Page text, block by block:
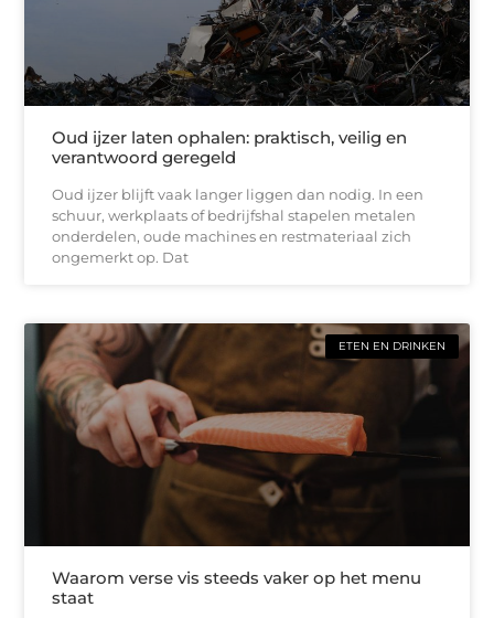
Oud ijzer laten ophalen: praktisch, veilig en
verantwoord geregeld
Oud ijzer blijft vaak langer liggen dan nodig. In een
schuur, werkplaats of bedrijfshal stapelen metalen
onderdelen, oude machines en restmateriaal zich
ongemerkt op. Dat
ETEN EN DRINKEN
Waarom verse vis steeds vaker op het menu
staat